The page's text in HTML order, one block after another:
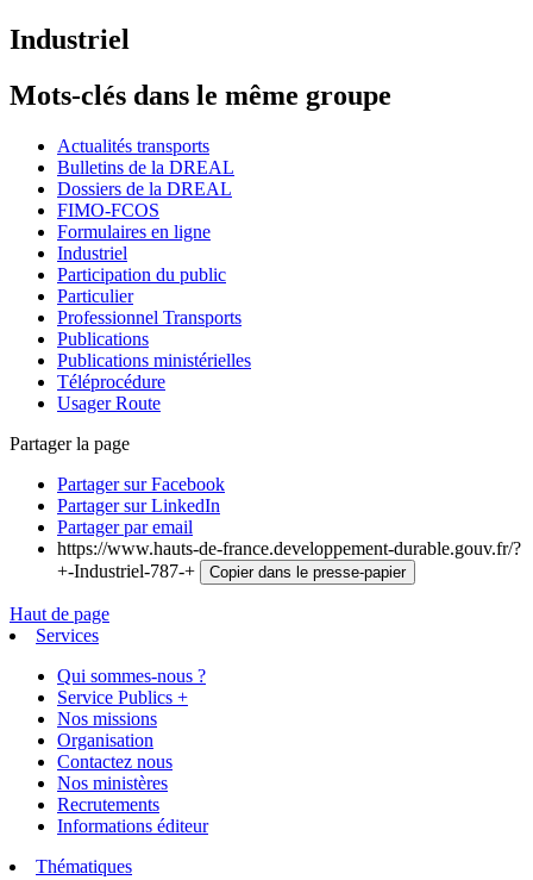
Industriel
Mots-clés dans le même groupe
Actualités transports
Bulletins de la DREAL
Dossiers de la DREAL
FIMO-FCOS
Formulaires en ligne
Industriel
Participation du public
Particulier
Professionnel Transports
Publications
Publications ministérielles
Téléprocédure
Usager Route
Partager la page
Partager sur Facebook
Partager sur LinkedIn
Partager par email
https://www.hauts-de-france.developpement-durable.gouv.fr/?
+-Industriel-787-+
Copier dans le presse-papier
Haut de page
Services
Qui sommes-nous ?
Service Publics +
Nos missions
Organisation
Contactez nous
Nos ministères
Recrutements
Informations éditeur
Thématiques